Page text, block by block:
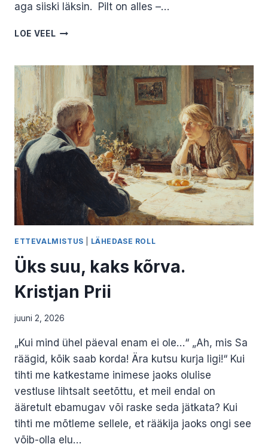
aga siiski läksin. Pilt on alles –…
LOE VEEL JOHANNA*
LOOD
ETTEVALMISTUS LÄHEDASE ROLL
Üks suu, kaks kõrva.
Kristjan Prii
juuni 2, 2026
„Kui mind ühel päeval enam ei ole…“ „Ah, mis Sa
räägid, kõik saab korda! Ära kutsu kurja ligi!“ Kui
tihti me katkestame inimese jaoks olulise
vestluse lihtsalt seetõttu, et meil endal on
ääretult ebamugav või raske seda jätkata? Kui
tihti me mõtleme sellele, et rääkija jaoks ongi see
võib-olla elu…